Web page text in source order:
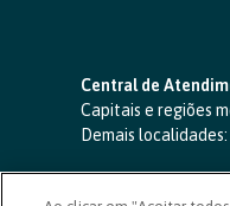
Central de
Capitais e regiões
Demais localidades:
SAC 24 horas-0800